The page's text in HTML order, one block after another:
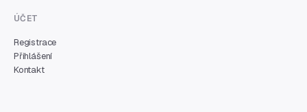
ÚČET
Registrace
Přihlášení
Kontakt